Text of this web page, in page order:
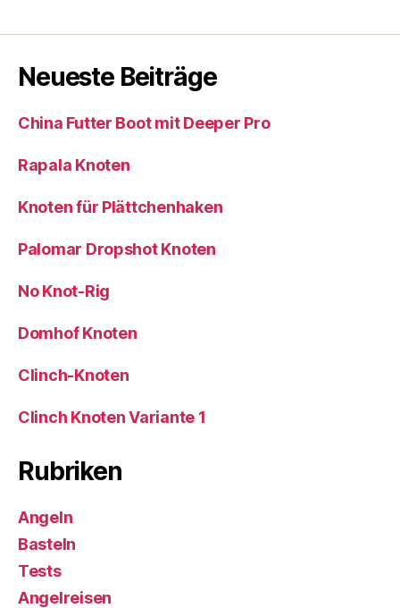
Neueste Beiträge
China Futter Boot mit Deeper Pro
Rapala Knoten
Knoten für Plättchenhaken
Palomar Dropshot Knoten
No Knot-Rig
Domhof Knoten
Clinch-Knoten
Clinch Knoten Variante 1
Rubriken
Angeln
Basteln
Tests
Angelreisen